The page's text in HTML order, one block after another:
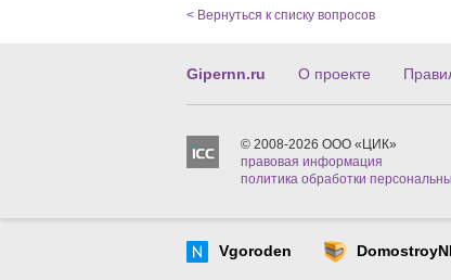
< Вернуться к списку вопросов
Gipernn.ru О проекте
© 2008-2026 ООО «ЦИК»
правовая информация
политика обработки
Vgoroden